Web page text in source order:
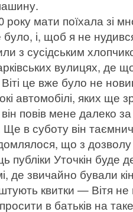
року мати поїхала зі
було, і, щоб я не
з сусідським
вулицях, де
це вже було не
автомобілі, яких ще
повів мене далеко
в суботу він
що з
публіки Уточкін буде
де звичайно бували
квитки — Вітя
в батьків на